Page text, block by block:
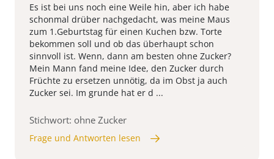
Es ist bei uns noch eine Weile hin, aber ich habe
schonmal drüber nachgedacht, was meine Maus
zum 1.Geburtstag für einen Kuchen bzw. Torte
bekommen soll und ob das überhaupt schon
sinnvoll ist. Wenn, dann am besten ohne Zucker?
Mein Mann fand meine Idee, den Zucker durch
Früchte zu ersetzen unnötig, da im Obst ja auch
Zucker sei. Im grunde hat er d ...
Stichwort: ohne Zucker
Frage und Antworten lesen